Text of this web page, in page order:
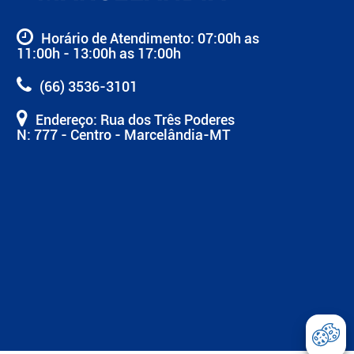
Horário de Atendimento: 07:00h as
11:00h - 13:00h as 17:00h
(66) 3536-3101
Endereço: Rua dos Três Poderes
N: 777 - Centro - Marcelândia-MT